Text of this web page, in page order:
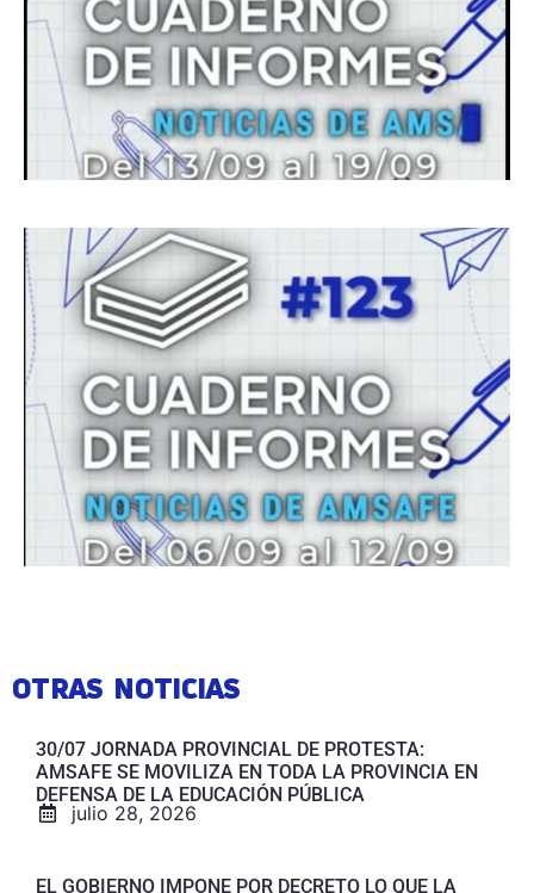
OTRAS NOTICIAS
30/07 JORNADA PROVINCIAL DE PROTESTA:
AMSAFE SE MOVILIZA EN TODA LA PROVINCIA EN
DEFENSA DE LA EDUCACIÓN PÚBLICA
julio 28, 2026
EL GOBIERNO IMPONE POR DECRETO LO QUE LA